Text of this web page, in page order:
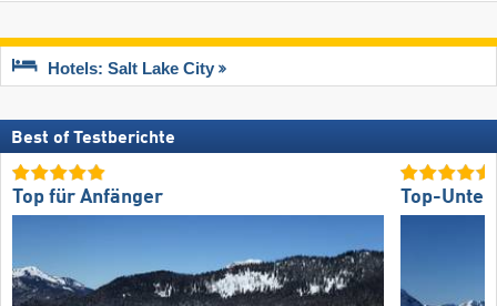
Hotels: Salt Lake City
Best of Testberichte
Top für Anfänger Top-